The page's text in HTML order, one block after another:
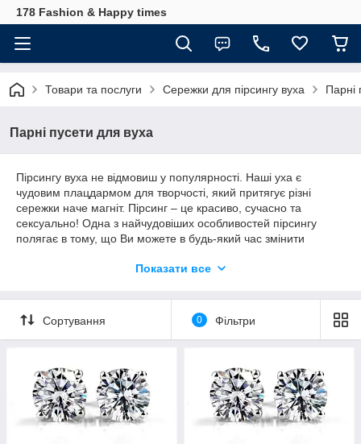
178 Fashion & Happy times
Товари та послуги Сережки для пірсингу вуха Парні
Парні пусети для вуха
Пірсингу вуха не відмовиш у популярності. Наші уха є
чудовим плацдармом для творчості, який притягує різні
сережки наче магніт. Пірсинг – це красиво, сучасно та
сексуально! Одна з найчудовіших особливостей пірсингу
полягає в тому, що Ви можете в будь-який час змінити
або образу у певний момент!
Поодинока сережка гвоздик в основі модного образу – це
неодмінно об'ємний, виразний і притягуючий погляди акцент
Показати все
Сортування 0 Фільтри